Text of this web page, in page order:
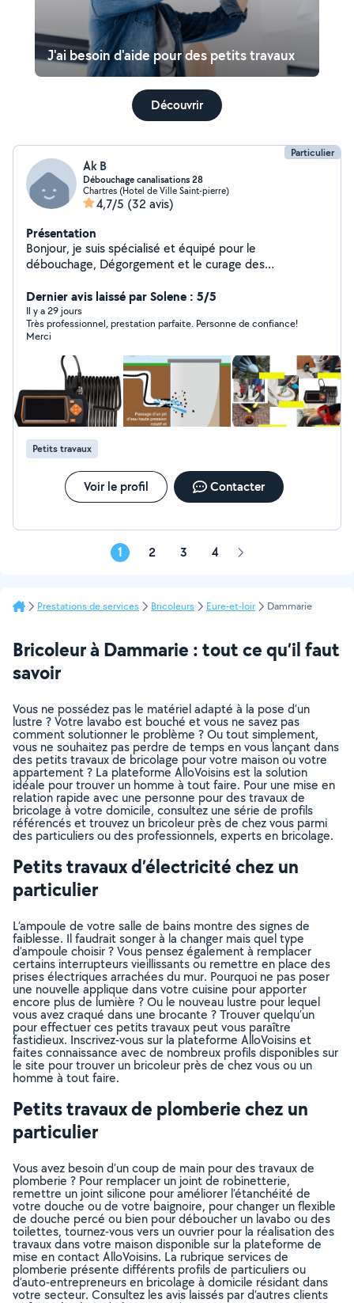
J'ai besoin d'aide pour des petits travaux
Découvrir
Particulier
Ak B
Débouchage canalisations 28
Chartres (Hotel de Ville Saint-pierre)
4,7/5 (32 avis)
Présentation
Bonjour, je suis spécialisé et équipé pour le
débouchage, Dégorgement et le curage des
appartements sur chartres et le département d'Eure et
loir. Débouchage éviers, lavabos, baignoires, douches,
WC et tout autres canalisations intérieurs et extérieurs.
Passage de camera dans les canalisations ... A bientot
Dernier avis laissé par Solene : 5/5
Il y a 29 jours
Très professionnel, prestation parfaite. Personne de confiance!
Merci
Petits travaux
Voir le profil Contacter
1 2 3 4 Page
Prestations de services Bricoleurs Eure-et-loir Dammarie
Bricoleur à Dammarie : tout ce qu’il faut
savoir
Vous ne possédez pas le matériel adapté à la pose d’un
lustre ? Votre lavabo est bouché et vous ne savez pas
comment solutionner le problème ? Ou tout simplement,
vous ne souhaitez pas perdre de temps en vous lançant dans
des petits travaux de bricolage pour votre maison ou votre
appartement ? La plateforme AlloVoisins est la solution
idéale pour trouver un homme à tout faire. Pour une mise en
relation rapide avec une personne pour des travaux de
bricolage à votre domicile, consultez une série de profils
référencés et trouvez un bricoleur près de chez vous parmi
des particuliers ou des professionnels, experts en bricolage.
Petits travaux d’électricité chez un
particulier
L’ampoule de votre salle de bains montre des signes de
faiblesse. Il faudrait songer à la changer mais quel type
d’ampoule choisir ? Vous pensez également à remplacer
certains interrupteurs vieillissants ou remettre en place des
prises électriques arrachées du mur. Pourquoi ne pas poser
une nouvelle applique dans votre cuisine pour apporter
encore plus de lumière ? Ou le nouveau lustre pour lequel
vous avez craqué dans une brocante ? Trouver quelqu’un
pour effectuer ces petits travaux peut vous paraître
fastidieux. Inscrivez-vous sur la plateforme AlloVoisins et
faites connaissance avec de nombreux profils disponibles sur
le site pour trouver un bricoleur près de chez vous ou un
homme à tout faire.
Petits travaux de plomberie chez un
particulier
Vous avez besoin d’un coup de main pour des travaux de
plomberie ? Pour remplacer un joint de robinetterie,
remettre un joint silicone pour améliorer l’étanchéité de
votre douche ou de votre baignoire, pour changer un flexible
de douche percé ou bien pour déboucher un lavabo ou des
toilettes, tournez-vous vers un ouvrier pour la réalisation des
travaux dans votre maison disponible sur la plateforme de
mise en contact AlloVoisins. La rubrique services de
plomberie présente différents profils de particuliers ou
d’auto-entrepreneurs en bricolage à domicile résidant dans
votre secteur. Consultez les avis laissés par d’autres clients